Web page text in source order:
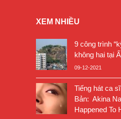
XEM NHIỀU
9 công trình
không hai tại
09-12-2021
Tiếng hát ca
Bản: Akina
Happened To